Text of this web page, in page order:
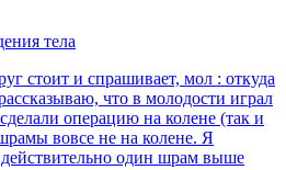
тела
стоит и спрашивает, мол : откуда
что в молодости играл
операцию на колене (так и
вовсе не на колене. Я
один шрам выше